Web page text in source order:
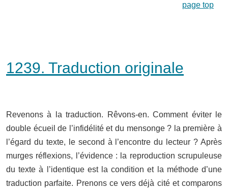
page top
1239. Traduction originale
Revenons à la traduction. Rêvons-en. Comment éviter le
double écueil de l’infidélité et du mensonge ? la première à
l’égard du texte, le second à l’encontre du lecteur ? Après
murges réflexions, l’évidence : la reproduction scrupuleuse
du texte à l’identique est la condition et la méthode d’une
traduction parfaite. Prenons ce vers déjà cité et comparons